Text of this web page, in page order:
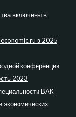
включены в
в 2025
конференции
2023
ВАК
экономических